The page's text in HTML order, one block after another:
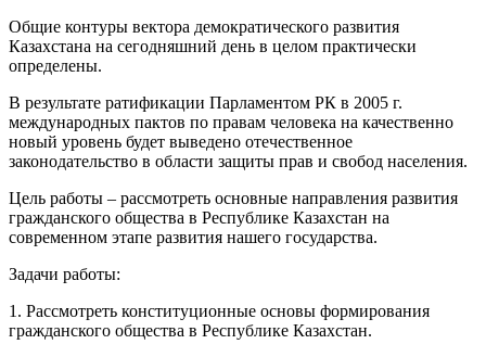
Общие контуры вектора демократического развития
Казахстана на сегодняшний день в целом практически
определены.
В результате ратификации Парламентом РК в 2005 г.
международных пактов по правам человека на качественно
новый уровень будет выведено отечественное
законодательство в области защиты прав и свобод населения.
Цель работы – рассмотреть основные направления развития
гражданского общества в Республике Казахстан на
современном этапе развития нашего государства.
Задачи работы:
1. Рассмотреть конституционные основы формирования
гражданского общества в Республике Казахстан.